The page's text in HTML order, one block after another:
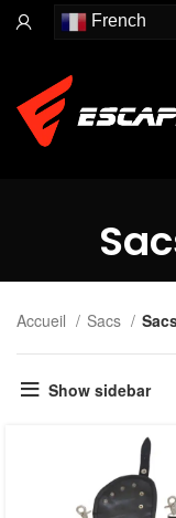
French
Accueil Sacs
Show sidebar